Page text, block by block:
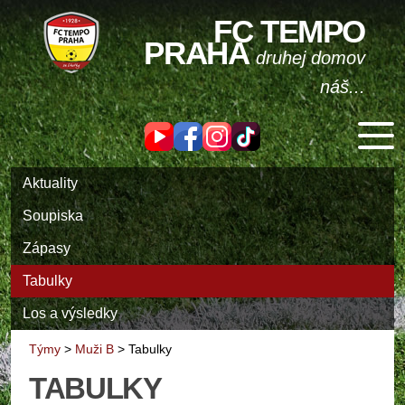
FC TEMPO
PRAHAdruhej domov
náš...
Aktuality
Soupiska
Zápasy
Tabulky
Los a výsledky
Týmy > Muži B > Tabulky
TABULKY